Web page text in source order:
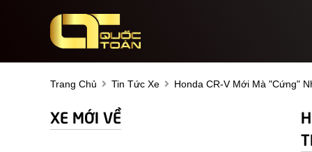
Trang Chủ Tin Tức Xe Honda CR-V Mới Mà "cứng"
XE MỚI VỀ